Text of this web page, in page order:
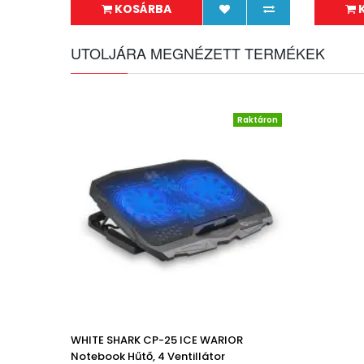
KOSÁRBA
UTOLJÁRA MEGNÉZETT TERMÉKEK
Raktáron
WHITE SHARK CP-25 ICE WARIOR
Notebook Hűtő, 4 Ventillátor